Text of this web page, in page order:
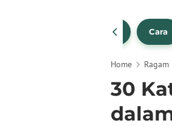
Bola Beli Cara
Home Ragam
30